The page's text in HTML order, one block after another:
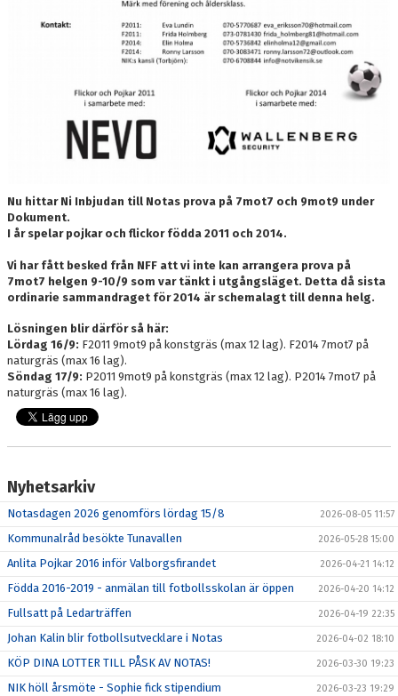
Nu hittar Ni Inbjudan till Notas prova på 7mot7 och 9mot9 under
Dokument.
I år spelar pojkar och flickor födda 2011 och 2014.
Vi har fått besked från NFF att vi inte kan arrangera prova på
7mot7 helgen 9-10/9 som var tänkt i utgångsläget. Detta då sista
ordinarie sammandraget för 2014 är schemalagt till denna helg.
Lösningen blir därför så här:
Lördag 16/9: F2011 9mot9 på konstgräs (max 12 lag). F2014 7mot7 på
naturgräs (max 16 lag).
Söndag 17/9: P2011 9mot9 på konstgräs (max 12 lag). P2014 7mot7 på
naturgräs (max 16 lag).
Nyhetsarkiv
Notasdagen 2026 genomförs lördag 15/8 2026-08-05 11:57
Kommunalråd besökte Tunavallen 2026-05-28 15:00
Anlita Pojkar 2016 inför Valborgsfirandet 2026-04-21 14:12
Födda 2016-2019 - anmälan till fotbollsskolan är öppen 2026-04-20 14:12
Fullsatt på Ledarträffen 2026-04-19 22:35
Johan Kalin blir fotbollsutvecklare i Notas 2026-04-02 18:10
KÖP DINA LOTTER TILL PÅSK AV NOTAS! 2026-03-30 19:23
NIK höll årsmöte - Sophie fick stipendium 2026-03-23 19:29